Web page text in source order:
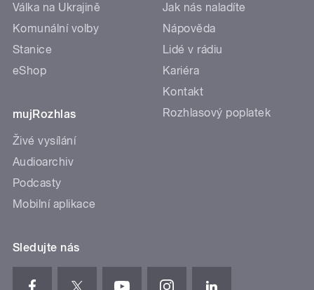
Válka na Ukrajině
Komunální volby
Stanice
eShop
mujRozhlas
Živé vysílání
Audioarchiv
Podcasty
Mobilní aplikace
Jak nás naladíte
Nápověda
Lidé v rádiu
Kariéra
Kontakt
Rozhlasový poplatek
Sledujte nás